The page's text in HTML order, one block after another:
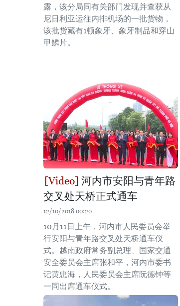
露，该分局同有关部门发现并查获从
尼日利亚运往内排机场的一批货物，
该批货藏有1顿象牙、象牙制品和穿山
甲鳞片。
河内市安阳与青年路
交叉处天桥正式通车
12/10/2018 00:20
10月11日上午，河内市人民委员会举
行安阳与青年路交叉处天桥通车仪
式。越南政府常务副总理、国家交通
安全委员会主席张和平，河内市委书
记黄忠海，人民委员会主席阮德钟等
一同出席通车仪式。